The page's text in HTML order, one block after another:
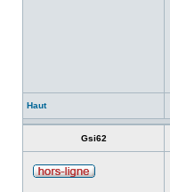
Haut
Gsi62